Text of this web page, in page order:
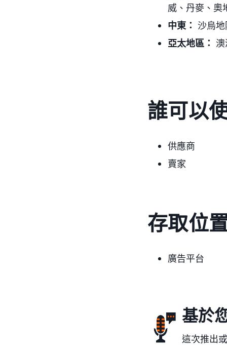
威、丹麥、奧
中東： 沙烏
亞太地區： 澳
誰可以
供應商
賣家
存取位
廣告平台
基於
這次推出